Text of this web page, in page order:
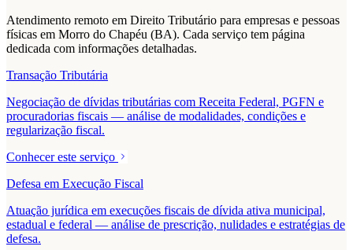
Atendimento remoto em Direito Tributário para empresas e pessoas
físicas em Morro do Chapéu (BA). Cada serviço tem página
dedicada com informações detalhadas.
Transação Tributária
Negociação de dívidas tributárias com Receita Federal, PGFN e
procuradorias fiscais — análise de modalidades, condições e
regularização fiscal.
Conhecer este serviço
Defesa em Execução Fiscal
Atuação jurídica em execuções fiscais de dívida ativa municipal,
estadual e federal — análise de prescrição, nulidades e estratégias de
defesa.